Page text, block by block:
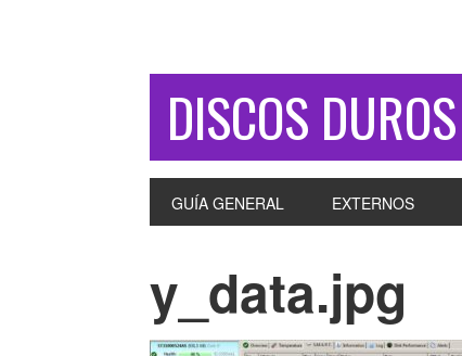
DISCOS DUROS
GUÍA GENERAL EXTERNOS
y_data.jpg